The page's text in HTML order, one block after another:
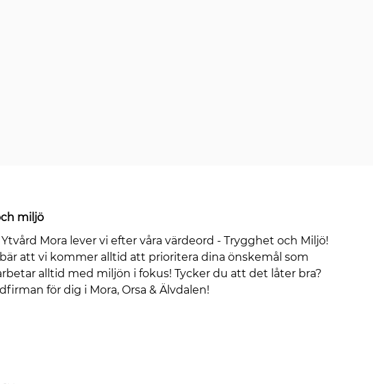
miljö
Ytvård Mora lever vi efter våra värdeord - Trygghet och Miljö!
att vi kommer alltid att prioritera dina önskemål som
alltid med miljön i fokus! Tycker du att det låter bra?
för dig i Mora, Orsa & Älvdalen!